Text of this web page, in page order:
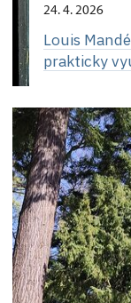
24. 4. 2026
Louis
prakticky